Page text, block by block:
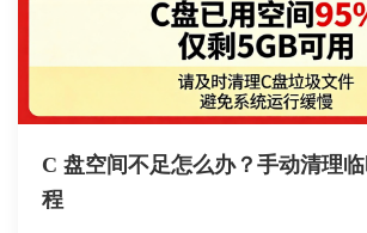
C 盘空间不足怎么办？手动清理
程